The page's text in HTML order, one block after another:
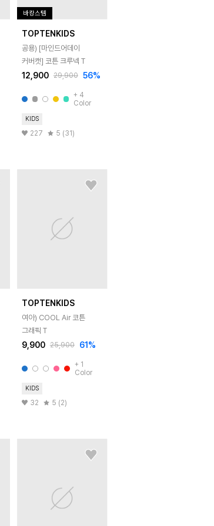
바캉스템
TOPTENKIDS
공용) [마인드어데이
커버캣] 코튼 크루넥 T
12,900 29,900 56%
+ 4
Color
KIDS
227 5 (31)
TOPTENKIDS
여아) COOL Air 코튼
그래픽 T
9,900 25,900 61 %
+ 1
Color
KIDS
32 5 (2)